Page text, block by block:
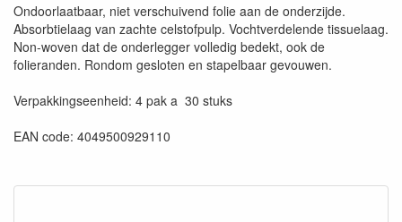
Ondoorlaatbaar, niet verschuivend folie aan de onderzijde.
Absorbtielaag van zachte celstofpulp. Vochtverdelende tissuelaag.
Non-woven dat de onderlegger volledig bedekt, ook de
folieranden. Rondom gesloten en stapelbaar gevouwen.
Verpakkingseenheid: 4 pak a 30 stuks
EAN code: 4049500929110